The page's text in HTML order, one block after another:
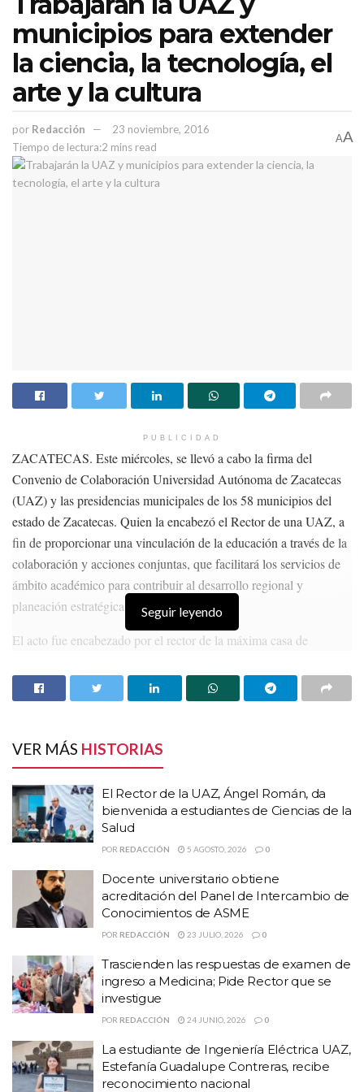
unidades acadé
Temas: Lo Mas Destacado
municipios para extender
la ciencia, la tecnología, el
arte y la cultura
por Redacción
23 noviembre, 2016
Tiempo de lectura:2 mins read
AA
PUBLICIDAD
ZACATECAS. Este miércoles, se llevó a cabo la firma del
Convenio de Colaboración Universidad Autónoma de Zacatecas
(UAZ) y las presidencias municipales de los 58 municipios del
estado de Zacatecas. Quien la encabezó el Rector de una UAZ, a
fin de proporcionar una vinculación de la educación a través de la
colaboración y acciones conjuntas, que facilitará los servicios de
ámbito académico para contribuir al desarrollo regional y
planeación estratégica de su administración.
El acto fue encabezado por el rector de la máxima casa de
Guadalupe Enrique Flores Mendoza, quien fungió como
representante de los 58 alcaldes del estado.
HISTORIAS RELACIONADAS
El Rector de la UAZ, Ángel Román, da bienvenida
a estudiantes de Ciencias de la Salud
Docente universitario obtiene acreditación del
Panel de Intercambio de Conocimientos de
Trascienden las respuestas de examen de
ingreso a Medicina; Pide Rector que se
investigue
“Las firmas del presente convenio permitirán que juntos los 58
ayuntamientos y la universidad podamos caminar en beneficio de
la ciudadanía y en la construcción de la grandeza de Zacatecas”
resaltó el rector Antonio Guzmán.
Por lo tanto, los servicios y acciones que proporcionara la
universidad hacia los 58 municipios serán; extender y divulgar la
Seguir leyendo
VER MÁS HISTORIAS
El Rector de la UAZ, Ángel Román, da
bienvenida a estudiantes de Ciencias de la
Salud
POR REDACCIÓN 5 AGOSTO, 2026 0
Docente universitario obtiene
acreditación del Panel de Intercambio de
Conocimientos de ASME
POR REDACCIÓN 23 JULIO, 2026 0
Trascienden las respuestas de examen de
ingreso a Medicina; Pide Rector que se
investigue
POR REDACCIÓN 24 JUNIO, 2026 0
La estudiante de Ingeniería Eléctrica UAZ,
Estefanía Guadalupe Contreras, recibe
reconocimiento nacional